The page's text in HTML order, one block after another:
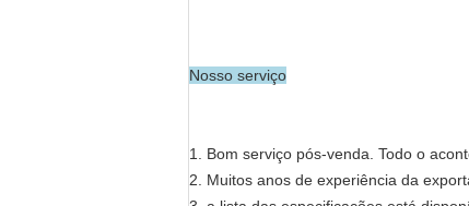
Nosso serviço
1. Bom serviço pós-venda. Todo o
2. Muitos anos de experiência da